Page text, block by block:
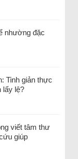
nhường đặc
Tinh giản thực
lấy lệ?
viết tâm thư
giúp